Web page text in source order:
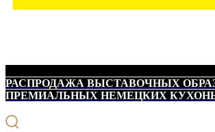
РАСПРОДАЖА ВЫСТАВОЧНЫХ
ПРЕМИАЛЬНЫХ НЕМЕЦКИХ